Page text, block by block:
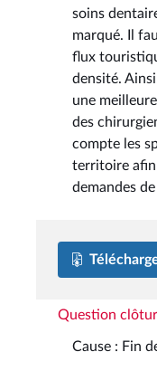
soins
marqué. Il
flux
densité.
une
des
compte les
territoire afin
demandes
Question
Cause : Fin